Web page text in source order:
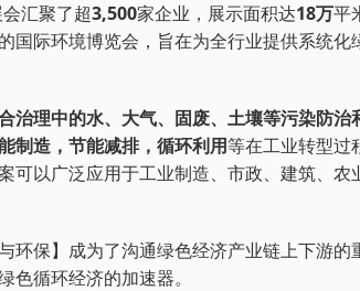
汇聚了超3,500家企业，展示面积达18万平
国际环境博览会，旨在为全行业提供系统化
治理中的水、大气、固废、土壤等污染防治
制造，节能减排，循环利用等在工业转型过
可以广泛应用于工业制造、市政、建筑、农
环保】成为了沟通绿色经济产业链上下游的
色循环经济的加速器。